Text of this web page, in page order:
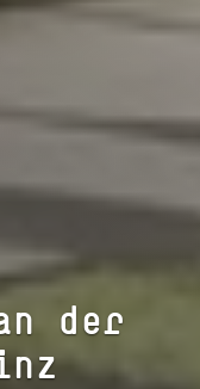
der